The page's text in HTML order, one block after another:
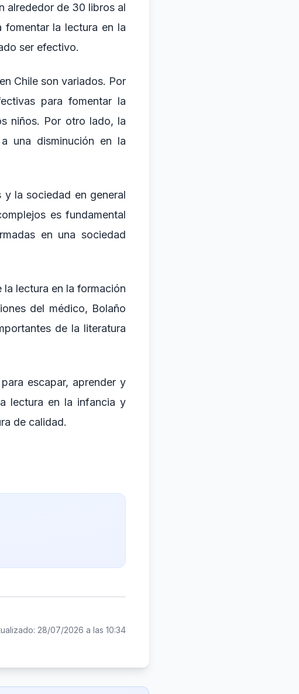
alrededor de 30 libros al
fomentar la lectura en la
ser efectivo.
Chile son variados. Por
para fomentar la
niños. Por otro lado, la
una disminución en la
y la sociedad en general
es fundamental
en una sociedad
lectura en la formación
del médico, Bolaño
de la literatura
escapar, aprender y
lectura en la infancia y
de calidad.
28/07/2026 a las 10:34